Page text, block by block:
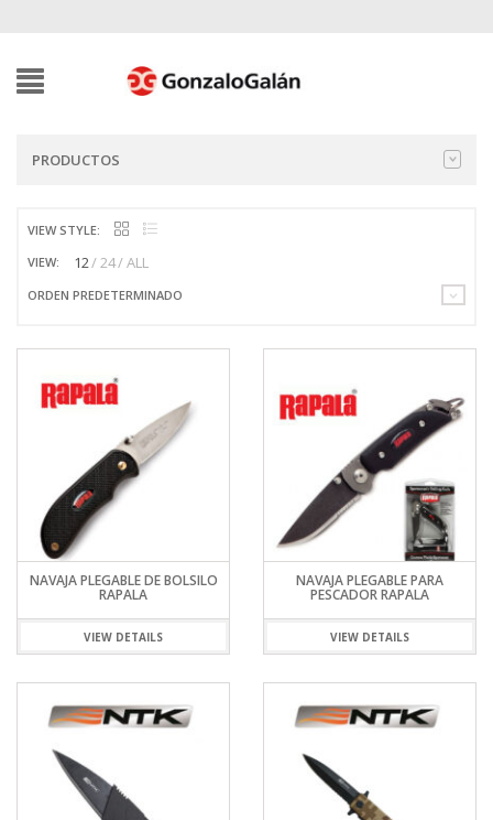
PRODUCTOS
VIEW STYLE:
VIEW:
12 24 ALL
ORDEN PREDETERMINADO
NAVAJA PLEGABLE DE BOLSILO
RAPALA
VIEW DETAILS
NAVAJA PLEGABLE PARA
PESCADOR RAPALA
VIEW DETAILS